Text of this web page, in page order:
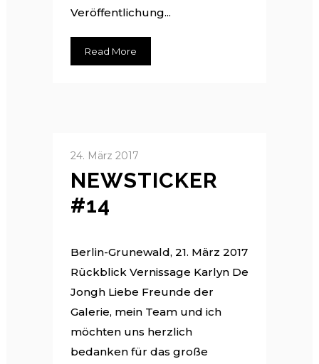
Veröffentlichung...
Read More
24. März 2017
NEWSTICKER
#14
Berlin-Grunewald, 21. März 2017
Rückblick Vernissage Karlyn De
Jongh Liebe Freunde der
Galerie, mein Team und ich
möchten uns herzlich
bedanken für das große